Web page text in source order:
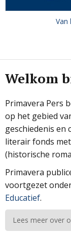
Van
Welkom
Primavera Pers
op het gebied
geschiedenis en
literair fonds
(historische
Primavera
voortgezet
Educatief.
Lees meer over